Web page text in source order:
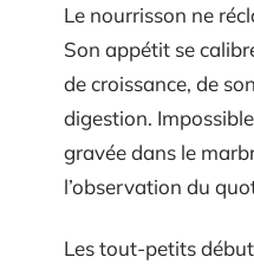
Le nourrisson ne
Son appétit se
de croissance, de
digestion.
gravée dans le
l’observation du
Les tout-petits